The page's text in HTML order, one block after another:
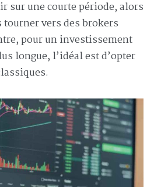
sur une courte période, alors
tourner vers des brokers
pour un investissement
longue, l’idéal est d’opter